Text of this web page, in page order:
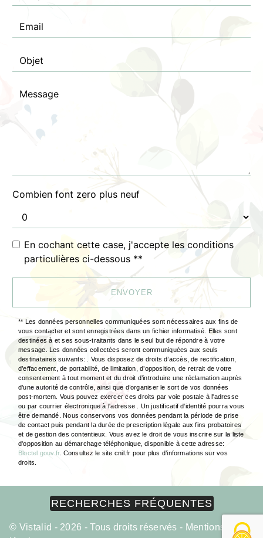
Combien font zero plus neuf
En cochant cette case, j'accepte les conditions
particulières ci-dessous **
ENVOYER
** Les données personnelles communiquées sont nécessaires aux fins de
vous contacter et sont enregistrées dans un fichier informatisé. Elles sont
destinées à et ses sous-traitants dans le seul but de répondre à votre
message. Les données collectées seront communiquées aux seuls
destinataires suivants: . Vous disposez de droits d’accès, de rectification,
d’effacement, de portabilité, de limitation, d’opposition, de retrait de votre
consentement à tout moment et du droit d’introduire une réclamation auprès
d’une autorité de contrôle, ainsi que d’organiser le sort de vos données
post-mortem. Vous pouvez exercer ces droits par voie postale à l'adresse
ou par courrier électronique à l'adresse . Un justificatif d'identité pourra vous
être demandé. Nous conservons vos données pendant la période de prise
de contact puis pendant la durée de prescription légale aux fins probatoires
et de gestion des contentieux. Vous avez le droit de vous inscrire sur la liste
d'opposition au démarchage téléphonique, disponible à cette adresse:
Bloctel.gouv.fr. Consultez le site cnil.fr pour plus d’informations sur vos
droits.
RECHERCHES FRÉQUENTES
© Vistalid - 2026 - Tous droits réservés - Mentions